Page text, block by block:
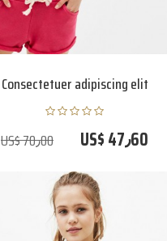
Consectetuer adipiscing elit
US$ 47٫60 US$ 70٫00